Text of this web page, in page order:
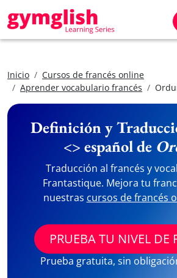
Inicio
Cursos de francés online
Aprender vocabulario francés
Definición y
<> español de
Traducción al francés y
Frantastique. Mejora tu
nuestras cursos de francés
PRUEBA TU NIVEL DE
Prueba gratuita, sin